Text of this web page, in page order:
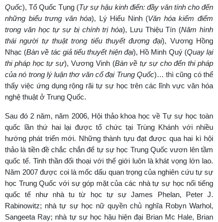
Quốc), Tổ Quốc Tụng (Tự sự hậu kinh điển: đầy văn tính cho đến
những biểu trưng văn hóa), Lý Hiểu Ninh (Văn hóa kiểm điểm
trong văn học tự sự bị chính trị hóa), Lưu Thiệu Tín (Năm hình
thái người tự thuật trong tiểu thuyết đương đại), Vương Hồng
Nhạc (Bàn về tác giả tiểu thuyết hiện đại), Hồ Minh Quý (Quay lại
thi pháp học tự sự), Vương Vinh (Bàn về tự sự cho đến thi pháp
của nó trong lý luận thơ văn cổ đại Trung Quốc)… thì cũng có thể
thấy việc ứng dụng rộng rãi tự sự học trên các lĩnh vực văn hóa
nghệ thuật ở Trung Quốc.
Sau đó 2 năm, năm 2006, Hội thảo khoa học về Tự sự học toàn
quốc lần thứ hai lại được tổ chức tại Trùng Khánh với nhiều
hướng phát triển mới. Những thành tựu đạt được qua hai kì hội
thảo là tiền đề chắc chắn để tự sự học Trung Quốc vươn lên tầm
quốc tế. Tinh thần đối thoại với thế giới luôn là khát vọng lớn lao.
Năm 2007 được coi là mốc dấu quan trọng của nghiên cứu tự sự
học Trung Quốc với sự góp mặt của các nhà tự sự học nổi tiếng
quốc tế như nhà tu từ học tự sự James Phelan, Peter J.
Rabinowitz; nhà tự sự học nữ quyền chủ nghĩa Robyn Warhol,
Sangeeta Ray; nhà tự sự học hậu hiện đại Brian Mc Hale, Brian